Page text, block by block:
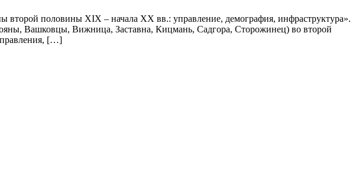
второй половины ХІХ – начала ХХ вв.: управление, демография, инфраструктура».
Вашковцы, Вижница, Заставна, Кицмань, Садгора, Сторожинец) во второй
[…]